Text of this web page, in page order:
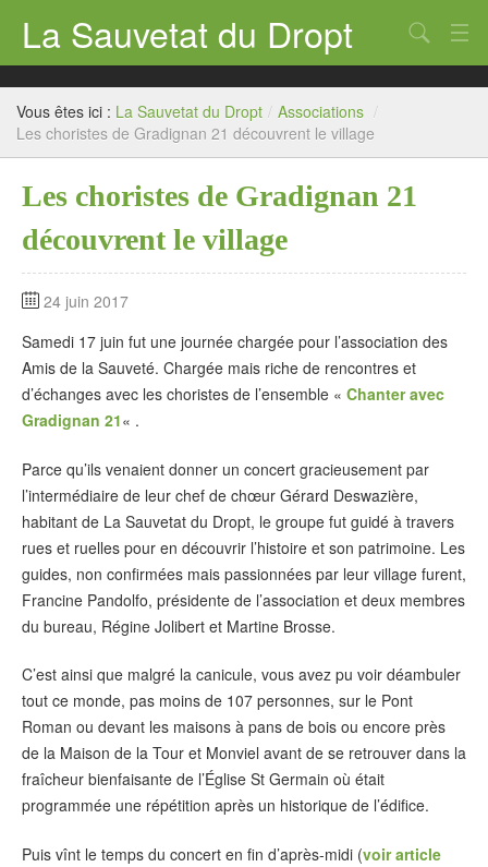
La Sauvetat du Dropt
Accueil
Mairie
Archives
Agenda 2026
Contact
Chercher
Vous êtes ici : La Sauvetat du Dropt / Associations /
Les choristes de Gradignan 21 découvrent le village
Les choristes de Gradignan 21
découvrent le village
24 juin 2017
Samedi 17 juin fut une journée chargée pour l’association des
Amis de la Sauveté. Chargée mais riche de rencontres et
d’échanges avec les choristes de l’ensemble « Chanter avec
Gradignan 21« .
Parce qu’ils venaient donner un concert gracieusement par
l’intermédiaire de leur chef de chœur Gérard Deswazière,
habitant de La Sauvetat du Dropt, le groupe fut guidé à travers
rues et ruelles pour en découvrir l’histoire et son patrimoine. Les
guides, non confirmées mais passionnées par leur village furent,
Francine Pandolfo, présidente de l’association et deux membres
du bureau, Régine Jolibert et Martine Brosse.
C’est ainsi que malgré la canicule, vous avez pu voir déambuler
tout ce monde, pas moins de 107 personnes, sur le Pont
Roman ou devant les maisons à pans de bois ou encore près
de la Maison de la Tour et Monviel avant de se retrouver dans la
fraîcheur bienfaisante de l’Église St Germain où était
programmée une répétition après un historique de l’édifice.
Puis vînt le temps du concert en fin d’après-midi (voir article